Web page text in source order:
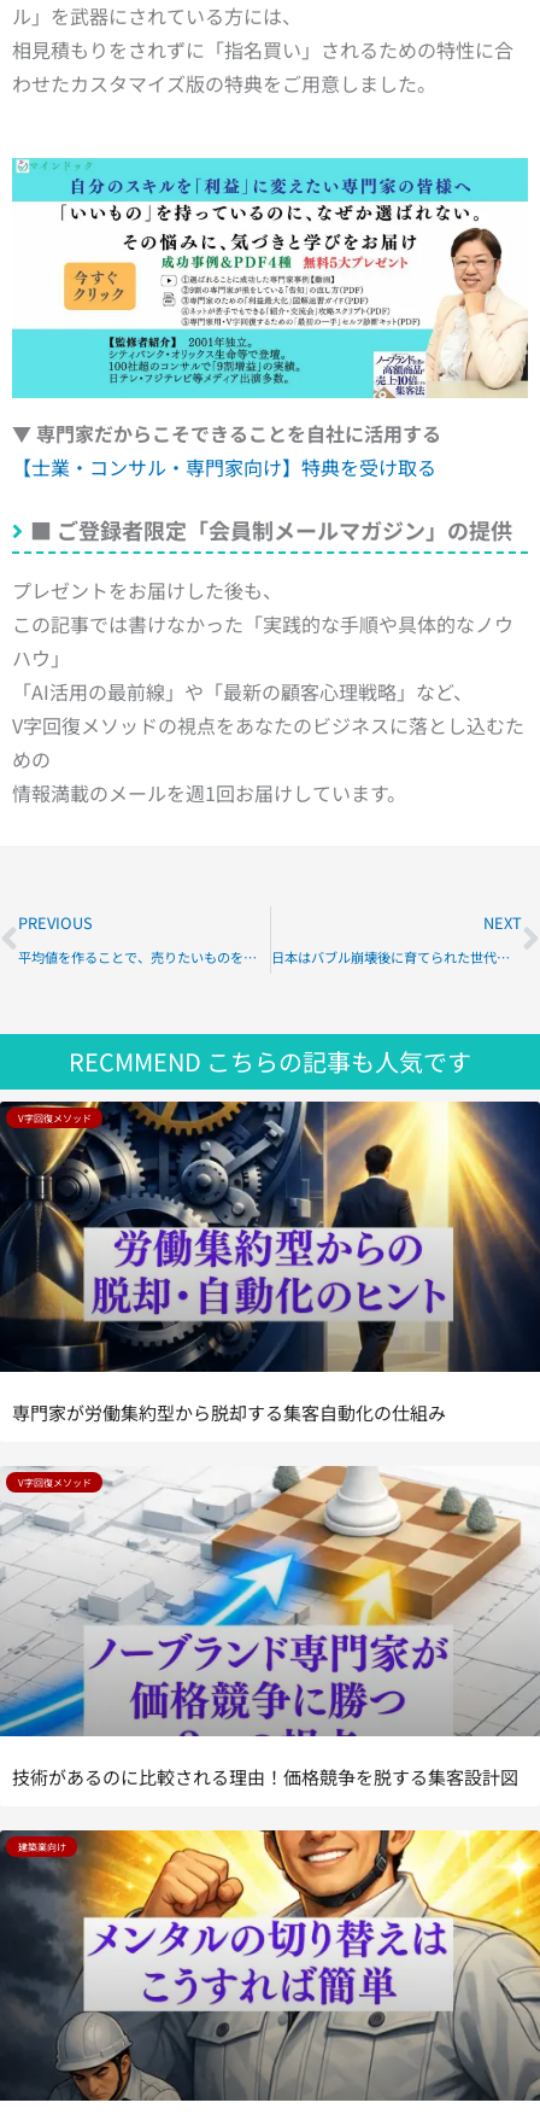
ル」を武器にされている方には、
相見積もりをされずに「指名買い」されるための特性に合
わせたカスタマイズ版の特典をご用意しました。
▼ 専門家だからこそできることを自社に活用する
【士業・コンサル・専門家向け】特典を受け取る
■ ご登録者限定「会員制メールマガジン」の提供
プレゼントをお届けした後も、
この記事では書けなかった「実践的な手順や具体的なノウ
ハウ」
「AI活用の最前線」や「最新の顧客心理戦略」など、
V字回復メソッドの視点をあなたのビジネスに落とし込むた
めの
情報満載のメールを週1回お届けしています。
PREVIOUS
平均値を作ることで、売りたいものを選択させ粗利をあげる
NEXT
日本はバブル崩壊後に育てられた世代が活躍する時代に突入
RECMMEND こちらの記事も人気です
V字回復メソッド
専門家が労働集約型から脱却する集客自動化の仕組み
V字回復メソッド
技術があるのに比較される理由！価格競争を脱する集客設計図
建築業向け